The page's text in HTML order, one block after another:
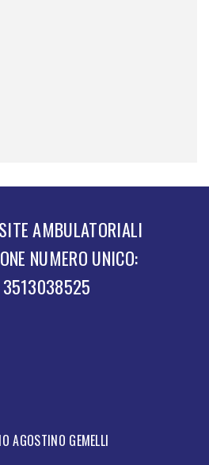
AMBULATORIALI
NUMERO UNICO:
AGOSTINO GEMELLI